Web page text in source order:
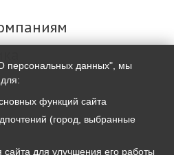
персональных данных", мы
функций сайта
(город, выбранные
сайта для улучшения его работы